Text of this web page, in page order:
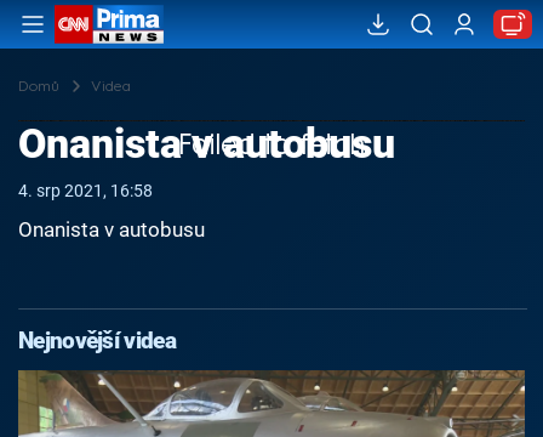
Domů Videa
Failed to fetch
Onanista v autobusu
4. srp 2021, 16:58
Onanista v autobusu
Nejnovější videa